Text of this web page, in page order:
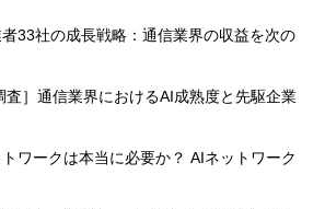
33社の成長戦略：通信業界の収益を次の
査］通信業界におけるAI成熟度と先駆企業
ワークは本当に必要か？ AIネットワーク